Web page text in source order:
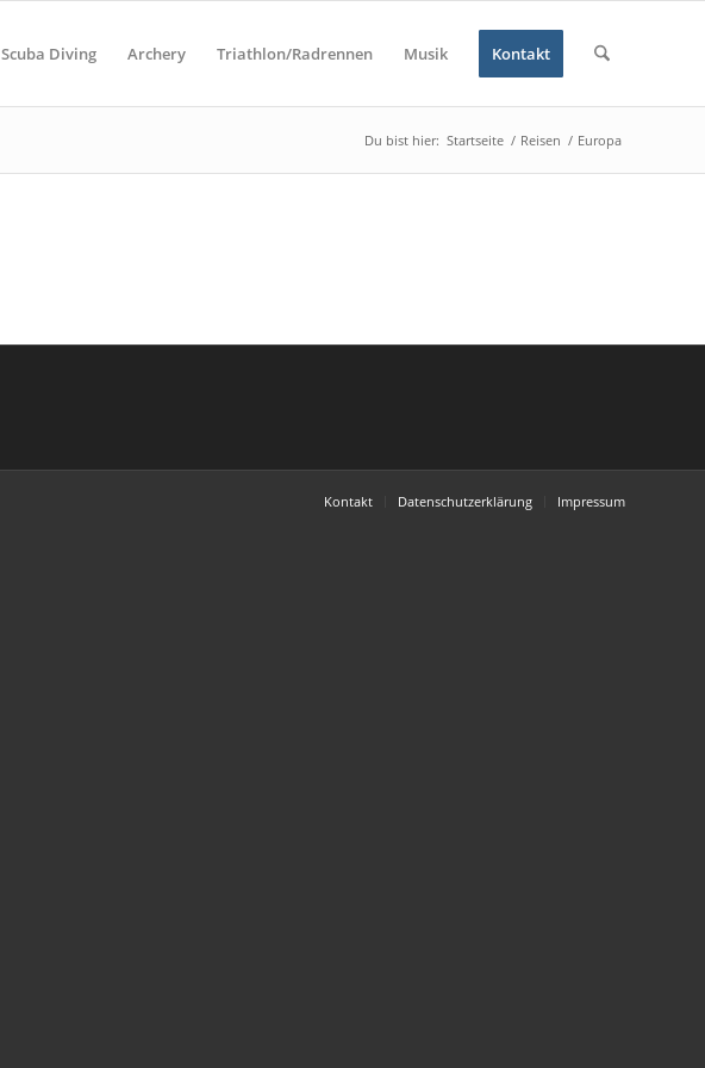
Scuba Diving Archery Triathlon/Radrennen Musik Kontakt
Du bist hier: Startseite / Reisen / Europa
Kontakt Datenschutzerklärung Impressum